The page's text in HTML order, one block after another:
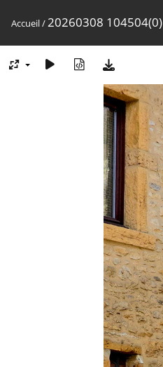
Accueil/20260308 104504(0)